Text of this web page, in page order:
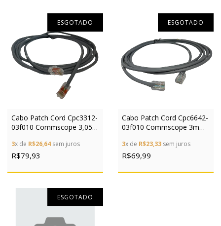
ESGOTADO
Cabo Patch Cord Cpc3312-
03f010 Commscope 3,05m
3x de R$26,64 sem juros
R$79,93
ESGOTADO
Cabo Patch Cord Cpc6642-
03f010 Commscope 3m
3x de R$23,33 sem juros
R$69,99
ESGOTADO